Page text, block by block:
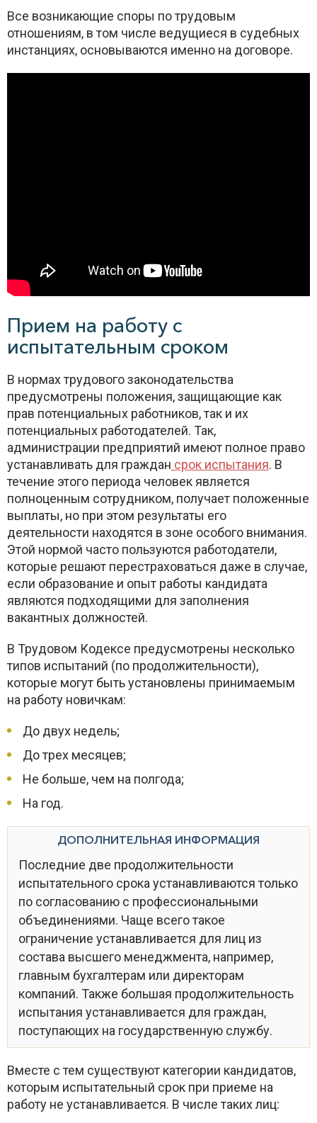
Все возникающие споры по трудовым
отношениям, в том числе ведущиеся в судебных
инстанциях, основываются именно на договоре.
Прием на работу с
испытательным сроком
В нормах трудового законодательства
предусмотрены положения, защищающие как
прав потенциальных работников, так и их
потенциальных работодателей. Так,
администрации предприятий имеют полное право
устанавливать для граждан срок испытания. В
течение этого периода человек является
полноценным сотрудником, получает положенные
выплаты, но при этом результаты его
деятельности находятся в зоне особого внимания.
Этой нормой часто пользуются работодатели,
которые решают перестраховаться даже в случае,
если образование и опыт работы кандидата
являются подходящими для заполнения
вакантных должностей.
В Трудовом Кодексе предусмотрены несколько
типов испытаний (по продолжительности),
которые могут быть установлены принимаемым
на работу новичкам:
До двух недель;
До трех месяцев;
Не больше, чем на полгода;
На год.
ДОПОЛНИТЕЛЬНАЯ ИНФОРМАЦИЯ
Последние две продолжительности
испытательного срока устанавливаются только
по согласованию с профессиональными
объединениями. Чаще всего такое
ограничение устанавливается для лиц из
состава высшего менеджмента, например,
главным бухгалтерам или директорам
компаний. Также большая продолжительность
испытания устанавливается для граждан,
поступающих на государственную службу.
Вместе с тем существуют категории кандидатов,
которым испытательный срок при приеме на
работу не устанавливается. В числе таких лиц: